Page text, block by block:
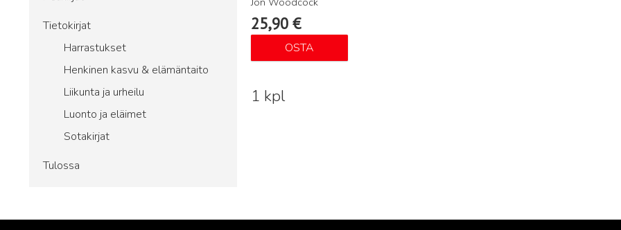
Tietokirjat
Harrastukset
Henkinen kasvu & elämäntaito
Liikunta ja urheilu
Luonto ja eläimet
Sotakirjat
Tulossa
25,90 €
OSTA
1 kpl